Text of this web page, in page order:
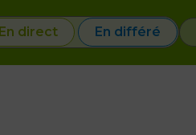
En direct En différé